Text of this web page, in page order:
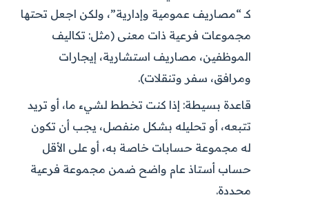
كـ “مصاريف عمومية وإدارية”، ولكن اجعل تحتها
مجموعات فرعية ذات معنى (مثل: تكاليف
الموظفين، مصاريف استشارية، إيجارات
ومرافق، سفر وتنقلات).
قاعدة بسيطة: إذا كنت تخطط لشيء ما، أو تريد
تتبعه، أو تحليله بشكل منفصل، يجب أن تكون
له مجموعة حسابات خاصة به، أو على الأقل
حساب أستاذ عام واضح ضمن مجموعة فرعية
محددة.